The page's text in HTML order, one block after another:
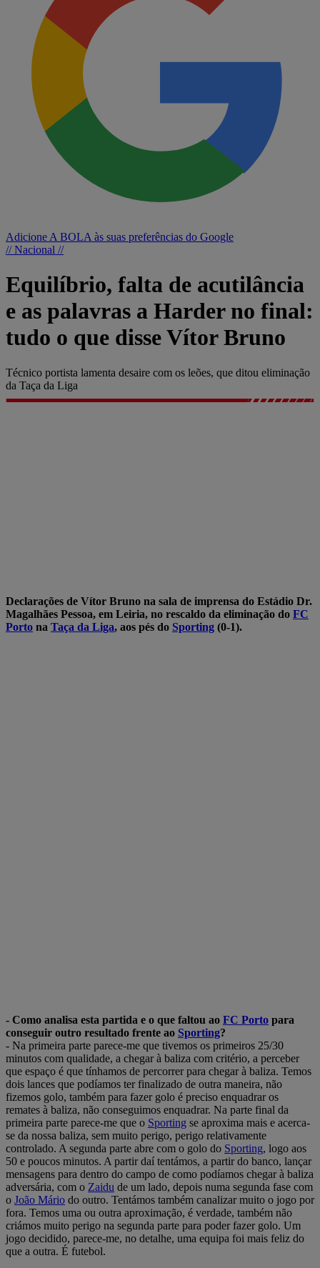
Adicione A BOLA às suas preferências do Google
// Nacional //
Equilíbrio, falta de acutilância
e as palavras a Harder no final:
tudo o que disse Vítor Bruno
Técnico portista lamenta desaire com os leões, que ditou eliminação
da Taça da Liga
Declarações de Vítor Bruno na sala de imprensa do Estádio Dr.
Magalhães Pessoa, em Leiria, no rescaldo da eliminação do FC
Porto na Taça da Liga, aos pés do Sporting (0-1).
- Como analisa esta partida e o que faltou ao FC Porto para
conseguir outro resultado frente ao Sporting?
- Na primeira parte parece-me que tivemos os primeiros 25/30
minutos com qualidade, a chegar à baliza com critério, a perceber
que espaço é que tínhamos de percorrer para chegar à baliza. Temos
dois lances que podíamos ter finalizado de outra maneira, não
fizemos golo, também para fazer golo é preciso enquadrar os
remates à baliza, não conseguimos enquadrar. Na parte final da
primeira parte parece-me que o Sporting se aproxima mais e acerca-
se da nossa baliza, sem muito perigo, perigo relativamente
controlado. A segunda parte abre com o golo do Sporting, logo aos
50 e poucos minutos. A partir daí tentámos, a partir do banco, lançar
mensagens para dentro do campo de como podíamos chegar à baliza
adversária, com o Zaidu de um lado, depois numa segunda fase com
o João Mário do outro. Tentámos também canalizar muito o jogo por
fora. Temos uma ou outra aproximação, é verdade, também não
criámos muito perigo na segunda parte para poder fazer golo. Um
jogo decidido, parece-me, no detalhe, uma equipa foi mais feliz do
que a outra. É futebol.